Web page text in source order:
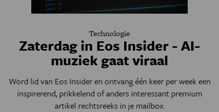
Technologie
Zaterdag in Eos Insider - AI-
muziek gaat viraal
Word lid van Eos Insider en ontvang één keer per week een
inspirerend, prikkelend of anders interessant premium
artikel rechtsreeks in je mailbox.